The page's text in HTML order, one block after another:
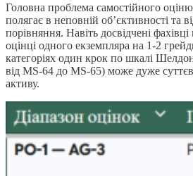
Головна проблема самостійного
полягає в неповній об’єктивності та
порівняння. Навіть досвідчені
оцінці одного екземпляра на 1-2
категоріях один крок по шкалі
від MS-64 до MS-65) може дуже
активу.